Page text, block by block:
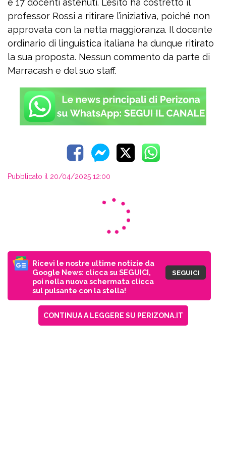
e 17 docenti astenuti. L’esito ha costretto il
professor Rossi a ritirare l’iniziativa, poiché non
approvata con la netta maggioranza. Il docente
ordinario di linguistica italiana ha dunque ritirato
la sua proposta. Nessun commento da parte di
Marracash e del suo staff.
Pubblicato il 20/04/2025 12:00
Ricevi le nostre ultime notizie da
Google News: clicca su SEGUICI,
poi nella nuova schermata clicca
sul pulsante con la stella!
SEGUICI
CONTINUA A LEGGERE SU PERIZONA.IT